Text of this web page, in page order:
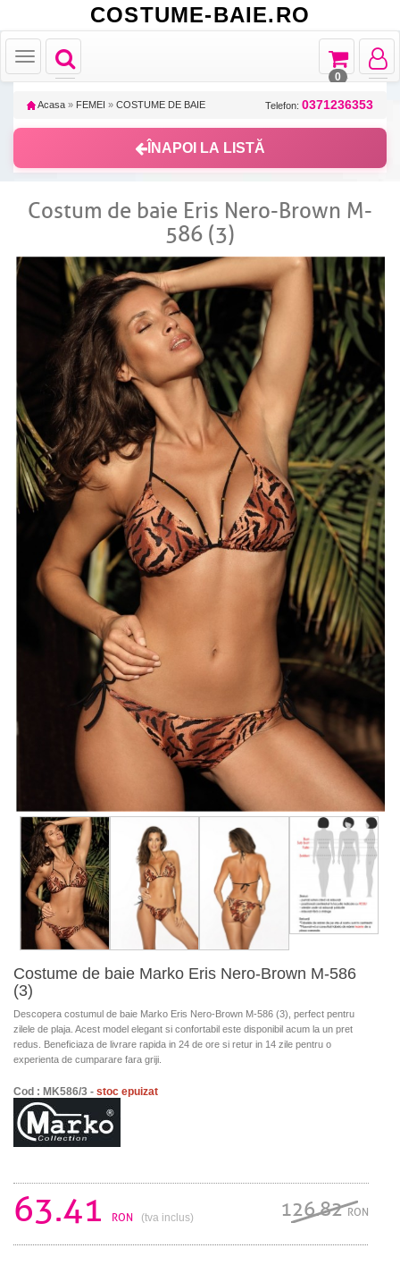
COSTUME-BAIE.RO
Toggle
navigation
Toggle
navigation
Toggle
Toggle
navigation
0
Acasa » FEMEI » COSTUME DE BAIE Telefon: 0371236353
ÎNAPOI LA LISTĂ
Costum de baie Eris Nero-Brown M-
586 (3)
Costume de baie Marko Eris Nero-Brown M-586
(3)
Descopera costumul de baie Marko Eris Nero-Brown M-586 (3), perfect pentru
zilele de plaja. Acest model elegant si confortabil este disponibil acum la un pret
redus. Beneficiaza de livrare rapida in 24 de ore si retur in 14 zile pentru o
experienta de cumparare fara griji.
Cod : MK586/3 - stoc epuizat
63.41 RON (tva inclus) 126.82RON